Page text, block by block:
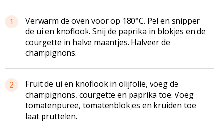
1
Verwarm de oven voor op 180°C. Pel en snipper
de ui en knoflook. Snij de paprika in blokjes en de
courgette in halve maantjes. Halveer de
champignons.
2
Fruit de ui en knoflook in olijfolie, voeg de
champignons, courgette en paprika toe. Voeg
tomatenpuree, tomatenblokjes en kruiden toe,
laat pruttelen.